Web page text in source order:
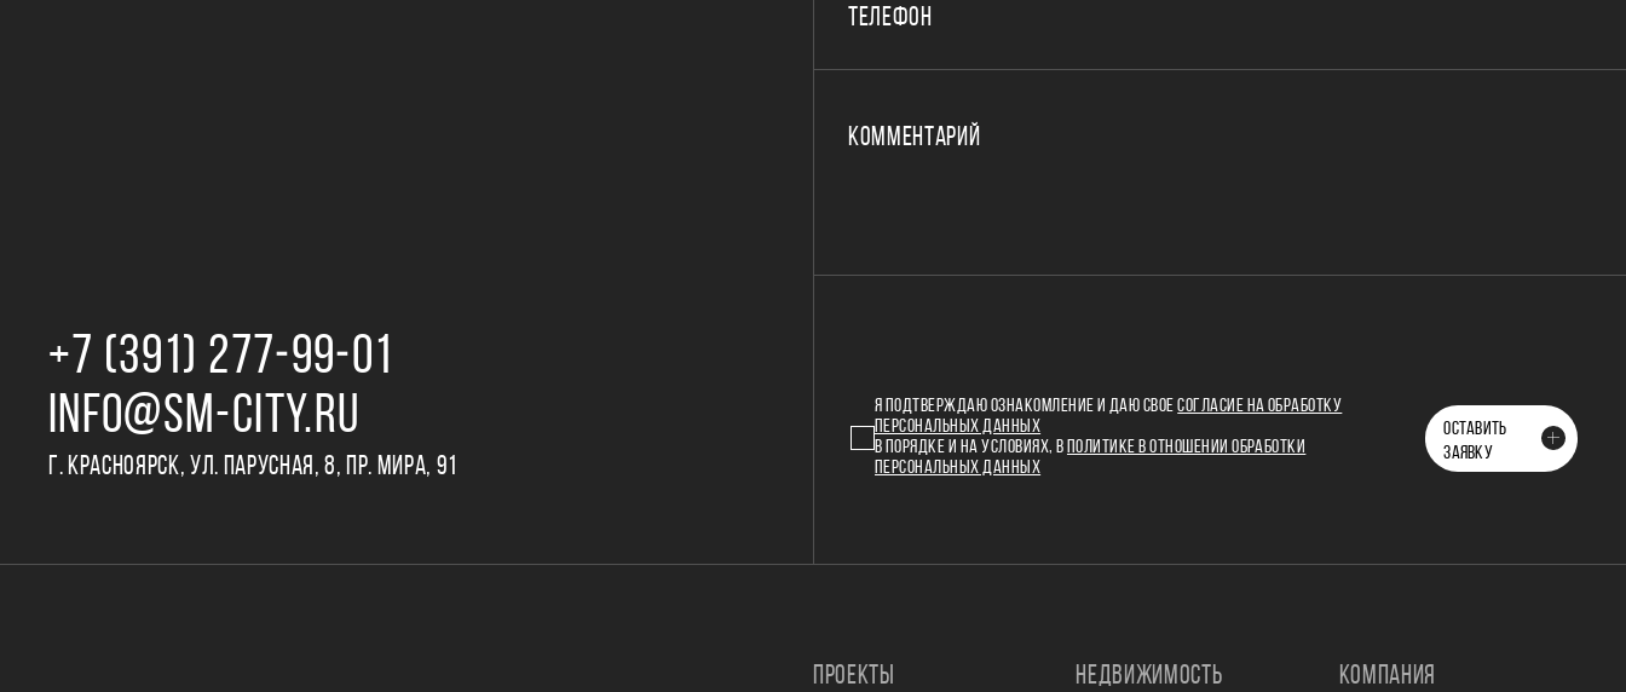
+7 (391) 277‒99‒01
INFO@SM-CITY.RU
Г. КРАСНОЯРСК, УЛ. ПАРУСНАЯ, 8, ПР. МИРА, 91
ТЕЛЕФОН
КОММЕНТАРИЙ
Я ПОДТВЕРЖДАЮ ОЗНАКОМЛЕНИЕ И ДАЮ СВОЕСОГЛАСИЕ НА ОБРАБОТКУ
ПЕРСОНАЛЬНЫХ ДАННЫХ
В ПОРЯДКЕ И НА УСЛОВИЯХ, В
ПОЛИТИКЕ В ОТНОШЕНИИ ОБРАБОТКИ
ПЕРСОНАЛЬНЫХ ДАННЫХ
ОСТАВИТЬ
ЗАЯВКУ
ПРОЕКТЫ
НЕДВИЖИМОСТЬ
КОМПАНИЯ